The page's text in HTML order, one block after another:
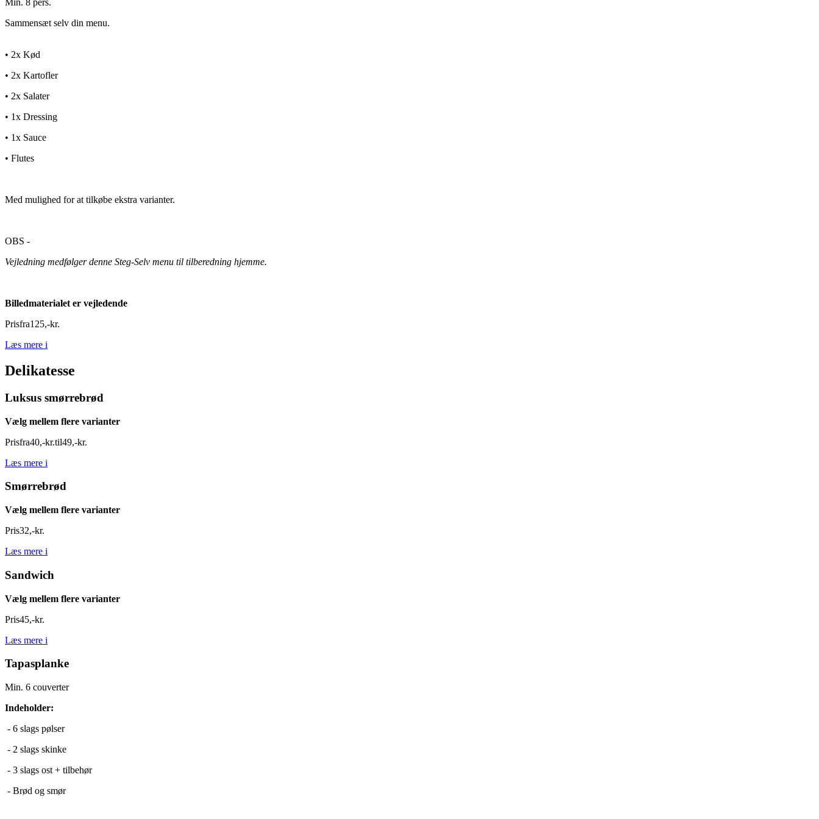
Min. 8 pers.
Sammensæt selv din menu.
• 2x Kød
• 2x Kartofler
• 2x Salater
• 1x Dressing
• 1x Sauce
• Flutes
Med mulighed for at tilkøbe ekstra varianter.
OBS -
Vejledning medfølger denne Steg-Selv menu til tilberedning hjemme.
Billedmaterialet er vejledende
Prisfra125,-kr.
Læs mere i
Delikatesse
Luksus smørrebrød
Vælg mellem flere varianter
Prisfra40,-kr.til49,-kr.
Læs mere i
Smørrebrød
Vælg mellem flere varianter
Pris32,-kr.
Læs mere i
Sandwich
Vælg mellem flere varianter
Pris45,-kr.
Læs mere i
Tapasplanke
Min. 6 couverter
Indeholder:
- 6 slags pølser
- 2 slags skinke
- 3 slags ost + tilbehør
- Brød og smør